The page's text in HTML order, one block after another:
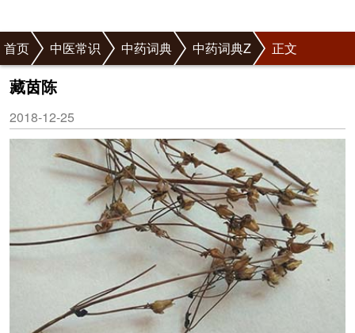
首页 中医常识 中药词典 中药词典Z 正文
藏茵陈
2018-12-25